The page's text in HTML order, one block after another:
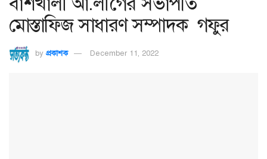
মোস্তাফিজ সাধারণ সম্পাদক গফুর
by প্রকাশক December 11, 2022